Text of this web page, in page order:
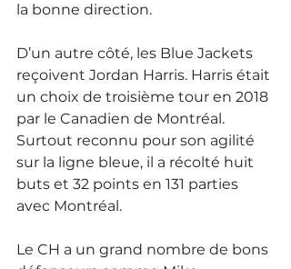
la bonne direction.
D’un autre côté, les Blue Jackets
reçoivent Jordan Harris. Harris était
un choix de troisième tour en 2018
par le Canadien de Montréal.
Surtout reconnu pour son agilité
sur la ligne bleue, il a récolté huit
buts et 32 points en 131 parties
avec Montréal.
Le CH a un grand nombre de bons